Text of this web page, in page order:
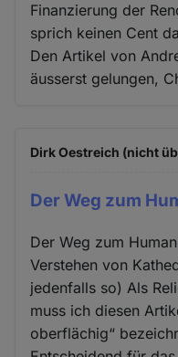
Finanzierung der
sprich keinen Cent
Den Artikel von
äusserst gelungen,
Dirk Oestreich (nicht
Der Weg zum
Der Weg zum
Verstehen von
jedenfalls so) Als
muss ich diesen
oberflächig“